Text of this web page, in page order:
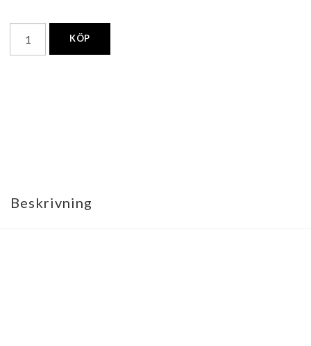
KÖP
Beskrivning